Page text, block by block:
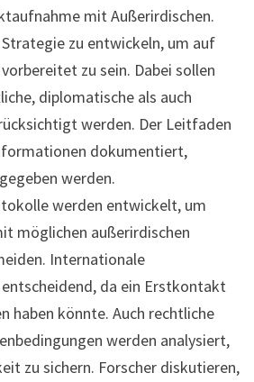
mit Außerirdischen.
zu entwickeln, um auf
zu sein. Dabei sollen
diplomatische als auch
werden. Der Leitfaden
dokumentiert,
werden.
werden entwickelt, um
möglichen außerirdischen
Internationale
da ein Erstkontakt
haben könnte. Auch rechtliche
werden analysiert,
zu sichern. Forscher diskutieren,